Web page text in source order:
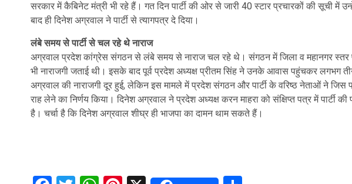
सरकार में कैबिनेट मंत्री भी रहे हैं। गत दिन पार्टी की ओर से जारी 40 स्टार प्रचारकों की सूची में
बाद ही दिनेश अग्रवाल ने पार्टी से त्यागपत्र दे दिया।
लंबे समय से पार्टी से चल रहे थे नाराज
अग्रवाल प्रदेश कांग्रेस संगठन से लंबे समय से नाराज चल रहे थे। संगठन में जिला व महानगर स्तर
भी नाराजगी जताई थी। इसके बाद पूर्व प्रदेश अध्यक्ष प्रीतम सिंह ने उनके आवास पहुंचकर लगभग
अग्रवाल की नाराजगी दूर हुई, लेकिन इस मामले में प्रदेश संगठन और पार्टी के वरिष्ठ नेताओं ने जिस
राह लेने का निर्णय किया। दिनेश अग्रवाल ने प्रदेश अध्यक्ष करन माहरा को संक्षिप्त पत्र में पार्टी
है। चर्चा है कि दिनेश अग्रवाल शीघ्र ही भाजपा का दामन थाम सकते हैं।